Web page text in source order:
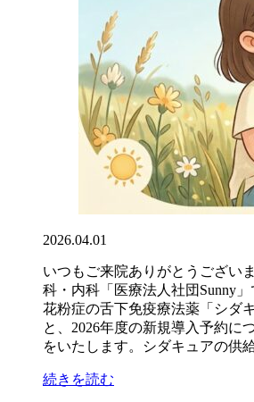
2026.04.01
いつもご来院ありがとうござい
科・内科「医療法人社団Sunny
花粉症の舌下免疫療法薬「シダ
と、2026年度の新規導入予約に
をいたします。シダキュアの供
続きを読む